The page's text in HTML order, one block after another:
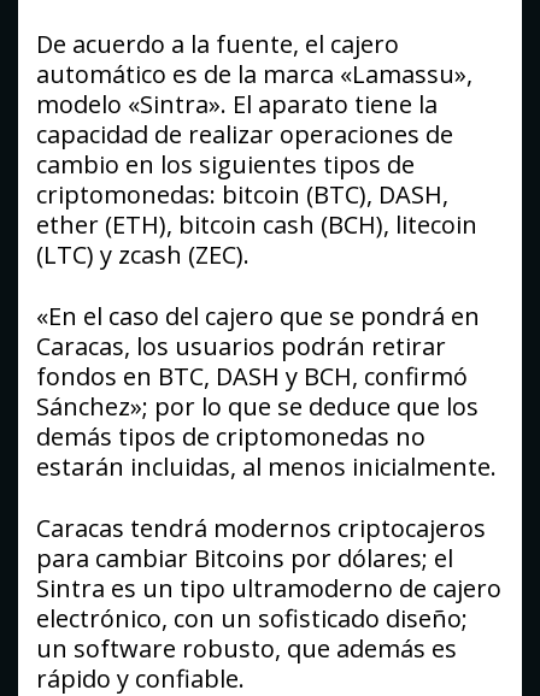
De acuerdo a la fuente, el cajero
automático es de la marca «Lamassu»,
modelo «Sintra». El aparato tiene la
capacidad de realizar operaciones de
cambio en los siguientes tipos de
criptomonedas: bitcoin (BTC), DASH,
ether (ETH), bitcoin cash (BCH), litecoin
(LTC) y zcash (ZEC).
«En el caso del cajero que se pondrá en
Caracas, los usuarios podrán retirar
fondos en BTC, DASH y BCH, confirmó
Sánchez»; por lo que se deduce que los
demás tipos de criptomonedas no
estarán incluidas, al menos inicialmente.
Caracas tendrá modernos criptocajeros
para cambiar Bitcoins por dólares; el
Sintra es un tipo ultramoderno de cajero
electrónico, con un sofisticado diseño;
un software robusto, que además es
rápido y confiable.